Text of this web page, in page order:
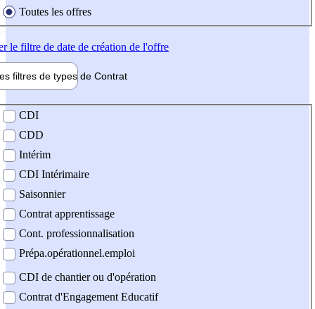
Toutes les offres
le filtre de date de création de l'offre
filtres de types de Contrat
contrat
CDI
CDD
Intérim
CDI Intérimaire
Saisonnier
Contrat apprentissage
Cont. professionnalisation
Prépa.opérationnel.emploi
CDI de chantier ou d'opération
Contrat d'Engagement Educatif